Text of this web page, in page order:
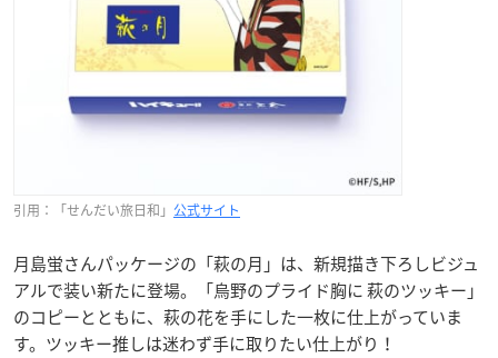
引用：「せんだい旅日和」 公式サイト
月島蛍さんパッケージの「萩の月」は、新規描き下ろしビジュ
アルで装い新たに登場。「烏野のプライド胸に 萩のツッキー」
のコピーとともに、萩の花を手にした一枚に仕上がっていま
す。ツッキー推しは迷わず手に取りたい仕上がり！